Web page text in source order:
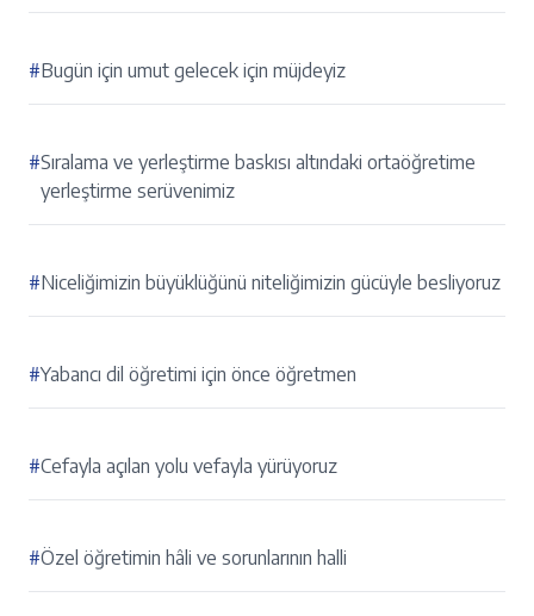
#Bugün için umut gelecek için müjdeyiz
#Sıralama ve yerleştirme baskısı altındaki ortaöğretime
yerleştirme serüvenimiz
#Niceliğimizin büyüklüğünü niteliğimizin gücüyle besliyoruz
#Yabancı dil öğretimi için önce öğretmen
#Cefayla açılan yolu vefayla yürüyoruz
#Özel öğretimin hâli ve sorunlarının halli